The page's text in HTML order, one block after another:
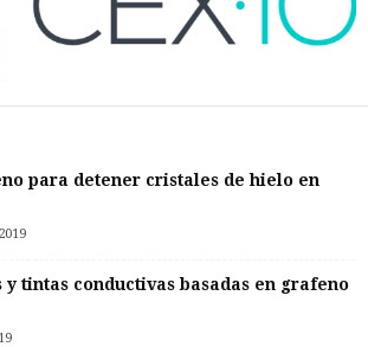
para detener cristales de hielo en
tintas conductivas basadas en grafeno